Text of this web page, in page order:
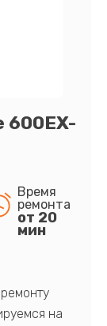
600EX-
Время
ремонта
от 20
мин
на